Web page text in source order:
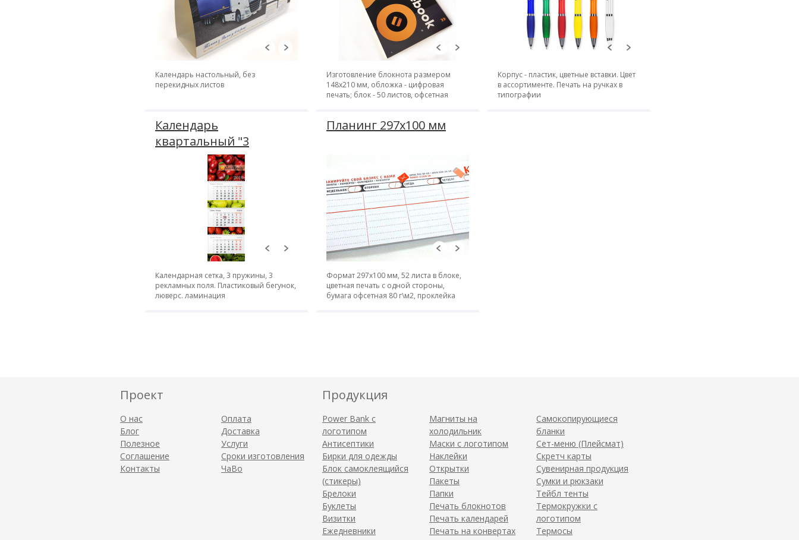
Календарь настольный, без
перекидных листов
Изготовление блокнота размером
148х210 мм, обложка - цифровая
печать; блок - 50 листов, офсетная
Корпус - пластик, цветные вставки. Цвет
в ассортименте. Печать на ручках в
типографии
Календарь
квартальный "3
рекламных поля" на
Календарная сетка, 3 пружины, 3
рекламных поля. Пластиковый бегунок,
люверс. ламинация
Планинг 297x100 мм
Формат 297x100 мм, 52 листа в блоке,
цветная печать с одной стороны,
бумага офсетная 80 г\м2, проклейка
Проект
О нас
Блог
Полезное
Соглашение
Контакты
Оплата
Доставка
Услуги
Сроки изготовления
ЧаВо
Продукция
Power Bank с
логотипом
Антисептики
Бирки для одежды
Блок самоклеящийся
(стикеры)
Брелоки
Буклеты
Визитки
Ежедневники
Магниты на
холодильник
Маски с логотипом
Наклейки
Открытки
Пакеты
Папки
Печать блокнотов
Печать календарей
Печать на конвертах
Самокопирующиеся
бланки
Сет-меню (Плейсмат)
Скретч карты
Сувенирная продукция
Сумки и рюкзаки
Тейбл тенты
Термокружки с
логотипом
Термосы